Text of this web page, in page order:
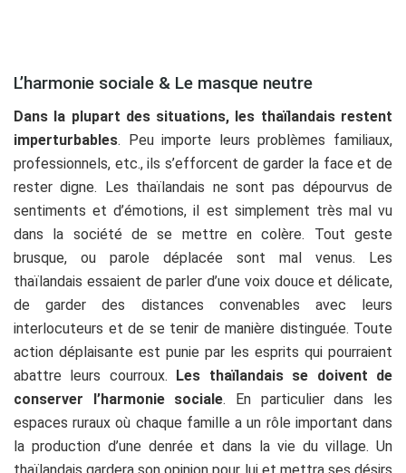
L’harmonie sociale & Le masque neutre
Dans la plupart des situations, les thaïlandais restent
imperturbables. Peu importe leurs problèmes familiaux,
professionnels, etc., ils s’efforcent de garder la face et de
rester digne. Les thaïlandais ne sont pas dépourvus de
sentiments et d’émotions, il est simplement très mal vu
dans la société de se mettre en colère. Tout geste
brusque, ou parole déplacée sont mal venus. Les
thaïlandais essaient de parler d’une voix douce et délicate,
de garder des distances convenables avec leurs
interlocuteurs et de se tenir de manière distinguée. Toute
action déplaisante est punie par les esprits qui pourraient
abattre leurs courroux. Les thaïlandais se doivent de
conserver l’harmonie sociale. En particulier dans les
espaces ruraux où chaque famille a un rôle important dans
la production d’une denrée et dans la vie du village. Un